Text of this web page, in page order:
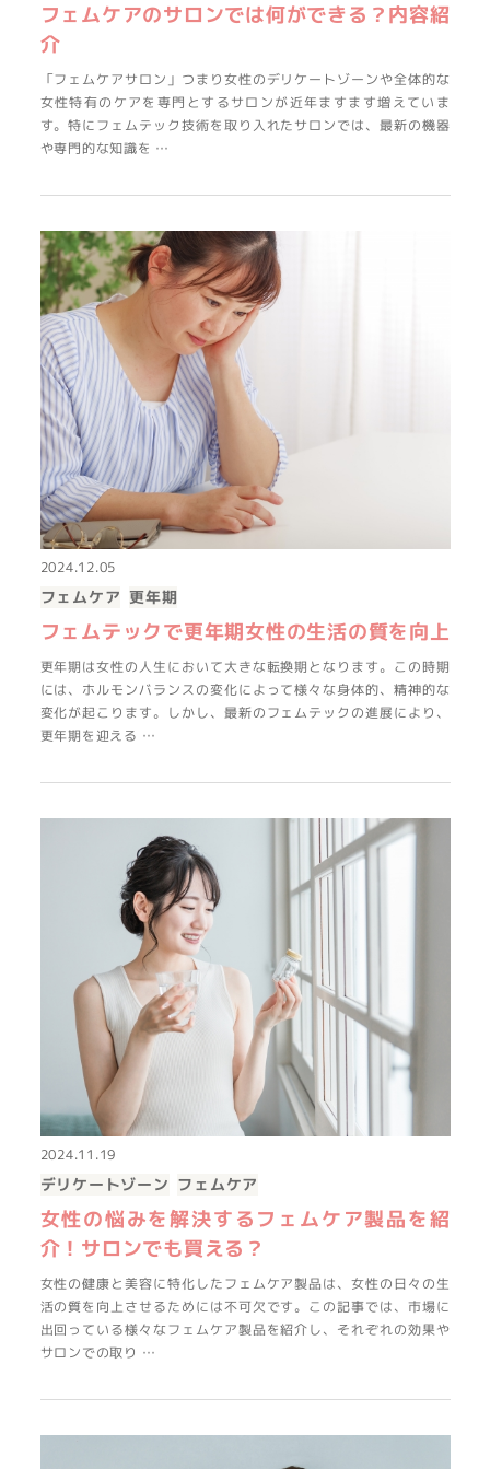
フェムケアのサロンでは何ができる？内容紹
介
「フェムケアサロン」つまり女性のデリケートゾーンや全体的な
女性特有のケアを専門とするサロンが近年ますます増えていま
す。特にフェムテック技術を取り入れたサロンでは、最新の機器
や専門的な知識を …
2024.12.05
フェムケア 更年期
フェムテックで更年期女性の生活の質を向上
更年期は女性の人生において大きな転換期となります。この時期
には、ホルモンバランスの変化によって様々な身体的、精神的な
変化が起こります。しかし、最新のフェムテックの進展により、
更年期を迎える …
2024.11.19
デリケートゾーン フェムケア
女性の悩みを解決するフェムケア製品を紹
介！サロンでも買える？
女性の健康と美容に特化したフェムケア製品は、女性の日々の生
活の質を向上させるためには不可欠です。この記事では、市場に
出回っている様々なフェムケア製品を紹介し、それぞれの効果や
サロンでの取り …